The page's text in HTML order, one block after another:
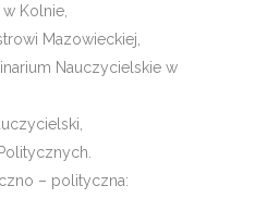
Kolnie,
Mazowieckiej,
Nauczycielskie w
– polityczna: